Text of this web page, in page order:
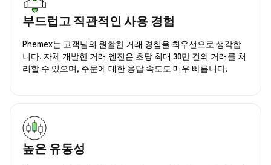
부드럽고 직관적인 사용 경험
Phemex는 고객님의 원활한 거래 경험을 최우선으로 생각합
니다. 자체 개발한 거래 엔진은 초당 최대 30만 건의 거래를 처
리할 수 있으며, 주문에 대한 응답 속도도 매우 빠릅니다.
높은 유동성